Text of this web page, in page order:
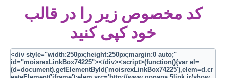
کد مخصوص زیر را در قالب
خود کپی کنید